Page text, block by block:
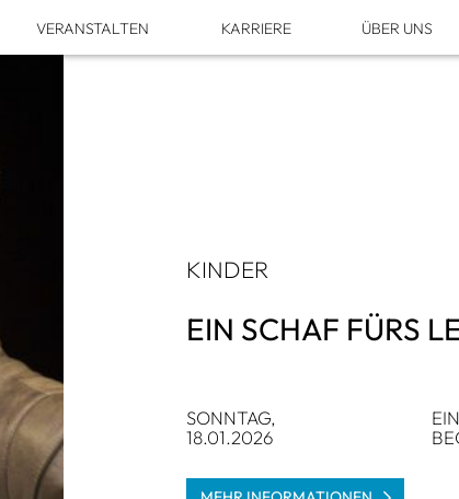
VER­AN­STAL­TEN KAR­RIERE ÜBER UNS
KIN­DER
EIN SCHAF FÜRS
SONN­TAG,
18.01.2026